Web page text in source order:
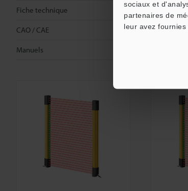
sociaux et
partenaires de
leur avez
Fiche technique
CAO / CAE
Manuels
Fiche
CAO / CAE